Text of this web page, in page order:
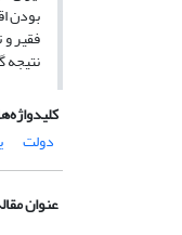
بودن
فقیر
نتیجه
دولت
عنوان